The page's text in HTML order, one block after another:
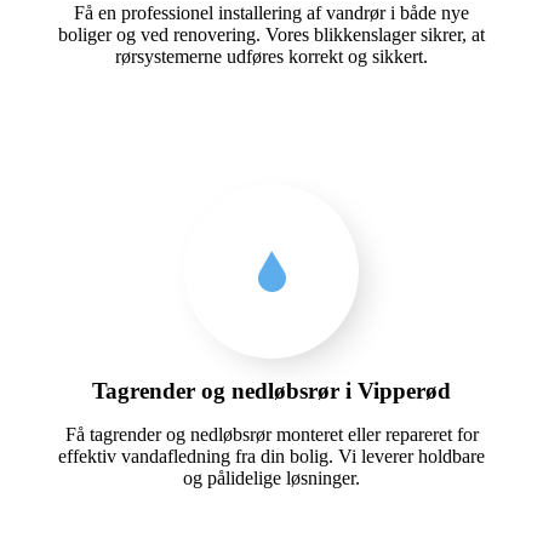
Få en professionel installering af vandrør i både nye
boliger og ved renovering. Vores blikkenslager sikrer, at
rørsystemerne udføres korrekt og sikkert.
Tagrender og nedløbsrør i Vipperød
Få tagrender og nedløbsrør monteret eller repareret for
effektiv vandafledning fra din bolig. Vi leverer holdbare
og pålidelige løsninger.